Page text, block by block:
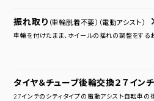
振れ取り （車輪脱着不要） （電動アシスト）
車輪を付けたまま、ホイールの揺れの調整をする
タイヤ＆チューブ後輪交換２７インチ
27インチのシティタイプの電動アシスト自転車の